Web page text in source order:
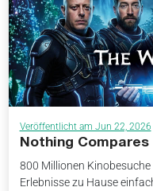
Veröffentlicht am Jun 22, 2026
Nothing Compares
800 Millionen
Erlebnisse zu Hause